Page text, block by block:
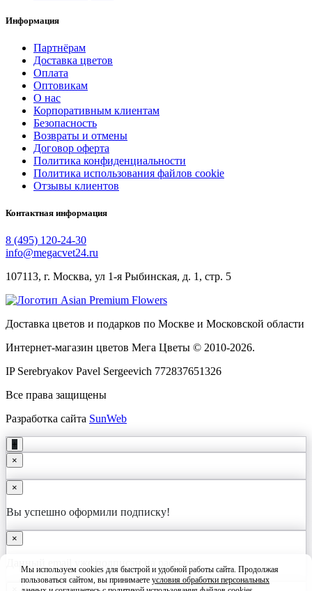
Информация
Партнёрам
Доставка цветов
Оплата
Оптовикам
О нас
Корпоративным клиентам
Безопасность
Возвраты и отмены
Договор оферта
Политика конфиденциальности
Политика использования файлов cookie
Отзывы клиентов
Контактная информация
8 (495) 120-24-30
info@megacvet24.ru
107113, г. Москва, ул 1-я Рыбинская, д. 1, стр. 5
Доставка цветов и подарков по Москве и Московской области
Интернет-магазин цветов Мега Цветы © 2010-2026.
IP Serebryakov Pavel Sergeevich 772837651326
Все права защищены
Разработка сайта SunWeb
Мы используем cookies для быстрой и удобной работы сайта. Продолжая
пользоваться сайтом, вы принимаете условия обработки персональных
+
×
×
Вы успешно оформили подписку!
×
Данный email уже подписан на рассылку